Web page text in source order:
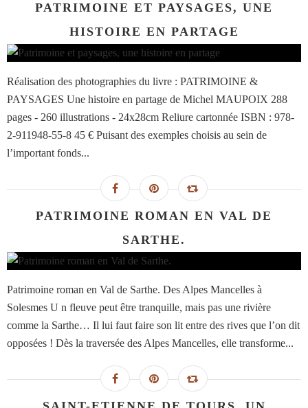
PATRIMOINE ET PAYSAGES, UNE
HISTOIRE EN PARTAGE
Réalisation des photographies du livre : PATRIMOINE &
PAYSAGES Une histoire en partage de Michel MAUPOIX 288
pages - 260 illustrations - 24x28cm Reliure cartonnée ISBN : 978-
2-911948-55-8 45 € Puisant des exemples choisis au sein de
l’important fonds...
PATRIMOINE ROMAN EN VAL DE
SARTHE.
Patrimoine roman en Val de Sarthe. Des Alpes Mancelles à
Solesmes U n fleuve peut être tranquille, mais pas une rivière
comme la Sarthe… Il lui faut faire son lit entre des rives que l’on dit
opposées ! Dès la traversée des Alpes Mancelles, elle transforme...